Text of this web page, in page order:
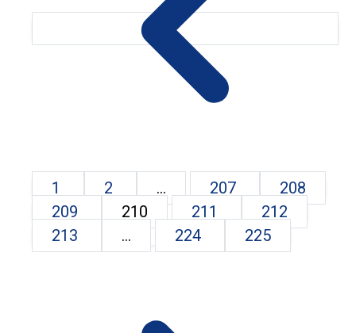
1 2 ... 207
208
209
210 211
212
213
... 224 225